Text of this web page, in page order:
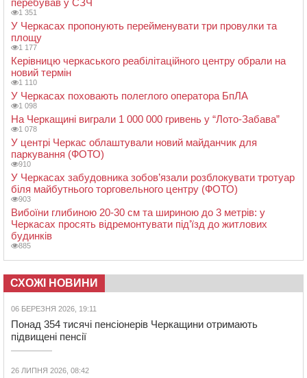
1 351
У Черкасах пропонують перейменувати три провулки та
площу
1 177
Керівницю черкаського реабілітаційного центру обрали на
новий термін
1 110
У Черкасах поховають полеглого оператора БпЛА
1 098
На Черкащині виграли 1 000 000 гривень у “Лото-Забава”
1 078
У центрі Черкас облаштували новий майданчик для
паркування (ФОТО)
910
У Черкасах забудовника зобов’язали розблокувати тротуар
біля майбутнього торговельного центру (ФОТО)
903
Вибоїни глибиною 20-30 см та шириною до 3 метрів: у
Черкасах просять відремонтувати під’їзд до житлових
будинків
885
СХОЖІ НОВИНИ
06 БЕРЕЗНЯ 2026, 19:11
Понад 354 тисячі пенсіонерів Черкащини отримають
підвищені пенсії
26 ЛИПНЯ 2026, 08:42